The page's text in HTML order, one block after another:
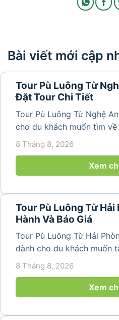
Bài viết mới cập
Tour Pù Luông Từ
Đặt Tour Chi Tiết
Tour Pù Luông Từ Nghệ
cho du khách muốn tìm
không khí trong lành và
của vùng núi Thanh Hóa.
8 Tháng 8, 2026
Xem
Tour Pù Luông Từ
Hành Và Báo Giá
Tour Pù Luông Từ Hải
dành cho du khách muốn
phố để tìm về không gian
thang đặc trưng. Từ...
8 Tháng 8, 2026
Xem